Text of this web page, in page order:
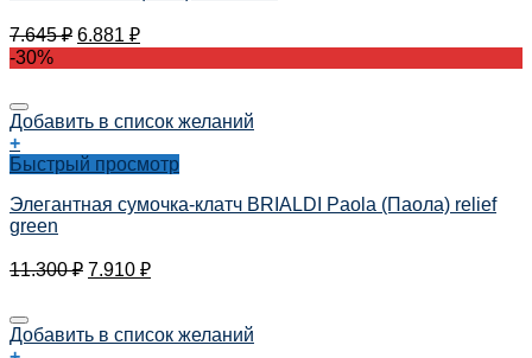
7.645₽ 6.881 ₽
-30%
Добавить в список желаний
+
Быстрый просмотр
Элегантная сумочка-клатч BRIALDI Paola (Паола) relief
green
11.300₽ 7.910 ₽
Добавить в список желаний